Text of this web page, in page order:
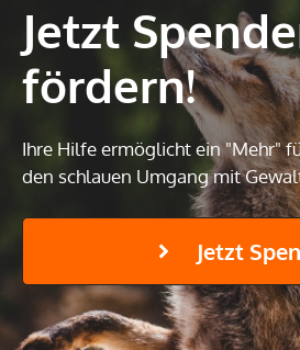
Jetzt
fördern!
Ihre Hilfe ermöglicht ein "Mehr"
den schlauen Umgang mit
Jetzt